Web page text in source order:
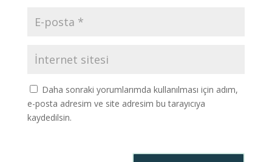
Daha sonraki yorumlarımda kullanılması için adım,
e-posta adresim ve site adresim bu tarayıcıya
kaydedilsin.